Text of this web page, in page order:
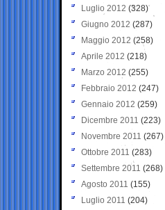
Luglio 2012 (328)
Giugno 2012 (287)
Maggio 2012 (258)
Aprile 2012 (218)
Marzo 2012 (255)
Febbraio 2012 (247)
Gennaio 2012 (259)
Dicembre 2011 (223)
Novembre 2011 (267)
Ottobre 2011 (283)
Settembre 2011 (268)
Agosto 2011 (155)
Luglio 2011 (204)